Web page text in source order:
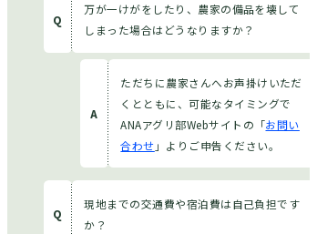
万が一けがをしたり、農家の備品を壊して
しまった場合はどうなりますか？
ただちに農家さんへお声掛けいただ
くとともに、可能なタイミングで
ANAアグリ部Webサイトの「お問い
合わせ 」よりご申告ください。
現地までの交通費や宿泊費は自己負担です
か？